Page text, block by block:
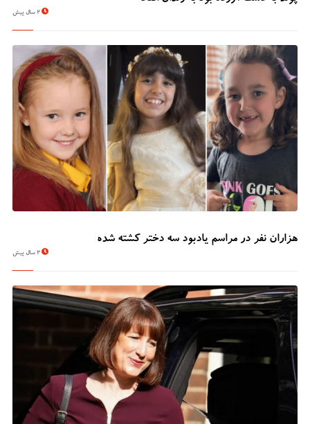
2 سال پیش
هزاران نفر در مراسم یادبود سه دختر کشته شده
2 سال پیش